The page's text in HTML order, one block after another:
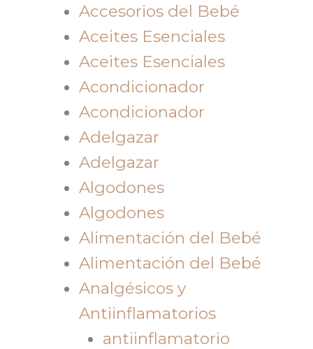
Accesorios del Bebé
Aceites Esenciales
Aceites Esenciales
Acondicionador
Acondicionador
Adelgazar
Adelgazar
Algodones
Algodones
Alimentación del Bebé
Alimentación del Bebé
Analgésicos y
Antiinflamatorios
antiinflamatorio